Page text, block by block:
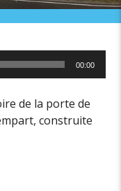
00:00
de la porte de
construite